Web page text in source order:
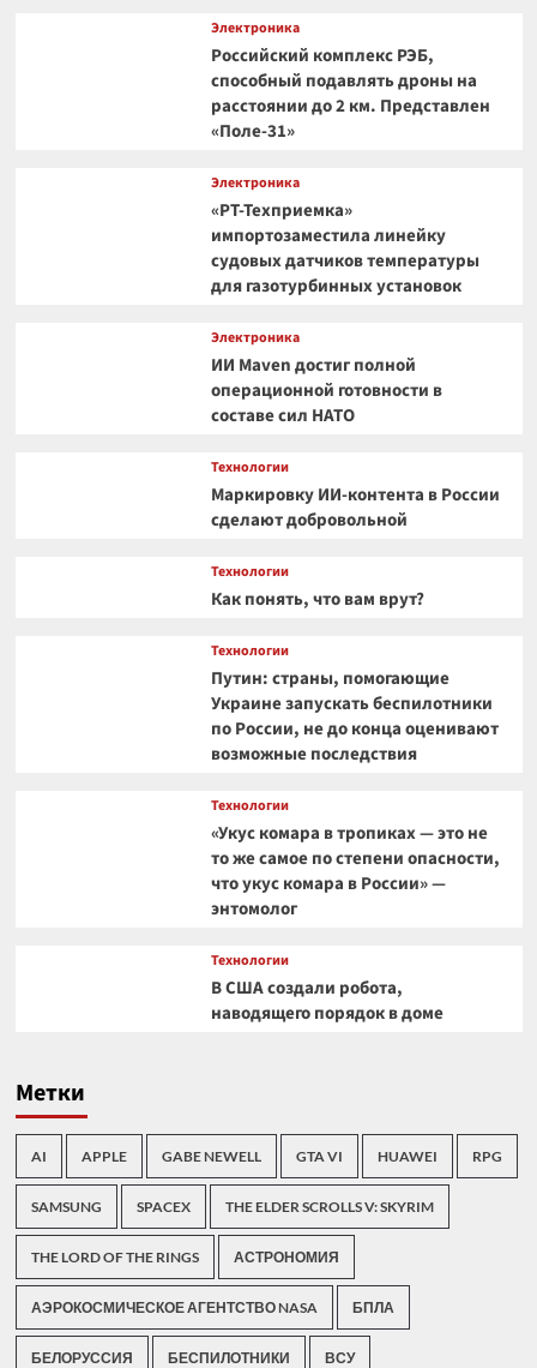
Электроника
Российский комплекс РЭБ,
способный подавлять дроны на
расстоянии до 2 км. Представлен
«Поле-31»
Электроника
«РТ-Техприемка»
импортозаместила линейку
судовых датчиков температуры
для газотурбинных установок
Электроника
ИИ Maven достиг полной
операционной готовности в
составе сил НАТО
Технологии
Маркировку ИИ-контента в России
сделают добровольной
Технологии
Как понять, что вам врут?
Технологии
Путин: страны, помогающие
Украине запускать беспилотники
по России, не до конца оценивают
возможные последствия
Технологии
«Укус комара в тропиках — это не
то же самое по степени опасности,
что укус комара в России» —
энтомолог
Технологии
В США создали робота,
наводящего порядок в доме
Метки
AI APPLE GABE NEWELL GTA VI HUAWEI RPG
SAMSUNG SPACEX THE ELDER SCROLLS V: SKYRIM
THE LORD OF THE RINGS АСТРОНОМИЯ
АЭРОКОСМИЧЕСКОЕ АГЕНТСТВО NASA БПЛА
БЕЛОРУССИЯ БЕСПИЛОТНИКИ ВСУ